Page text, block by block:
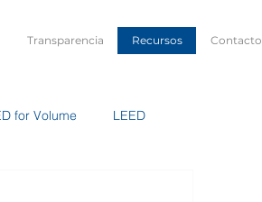
Transparencia Recursos Contacto
for Volume LEED